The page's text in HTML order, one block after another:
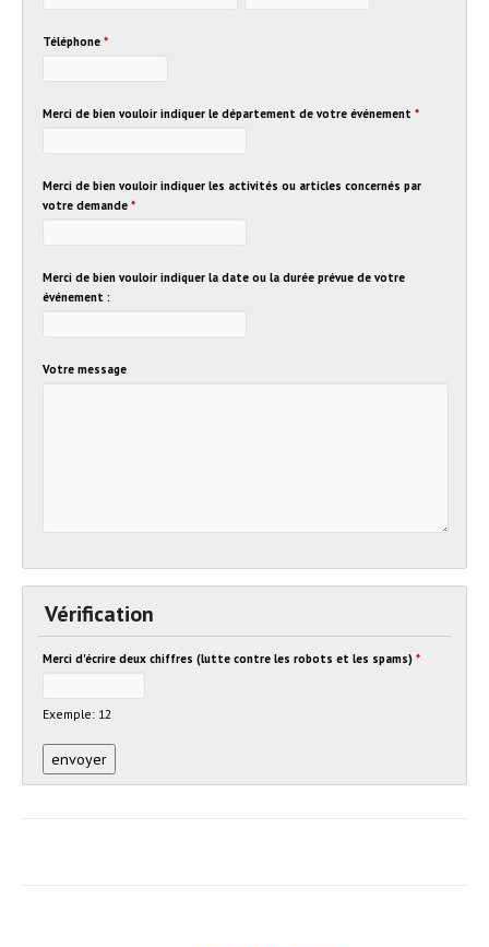
Téléphone *
Merci de bien vouloir indiquer le département de votre événement *
Merci de bien vouloir indiquer les activités ou articles concernés par
votre demande *
Merci de bien vouloir indiquer la date ou la durée prévue de votre
événement :
Votre message
Vérification
Merci d'écrire deux chiffres (lutte contre les robots et les spams) *
Exemple: 12